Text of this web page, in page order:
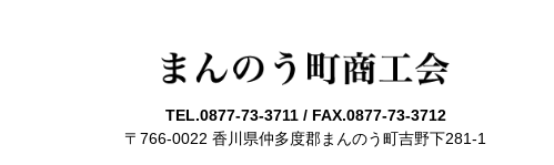
TEL.0877-73-3711/ FAX.0877-73-3712
〒766-0022 香川県仲多度郡まんのう町吉野下281-1